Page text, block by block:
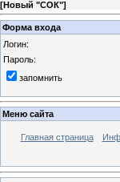
[Новый "СОК"]
Форма входа
Логин:
Пароль:
запомнить
Меню сайта
Главная страница